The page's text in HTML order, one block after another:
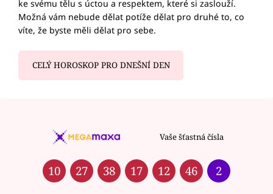
ke svému tělu s úctou a respektem, které si zaslouží.
Možná vám nebude dělat potíže dělat pro druhé to, co
víte, že byste měli dělat pro sebe.
CELÝ HOROSKOP PRO DNEŠNÍ DEN
Vaše šťastná čísla
10 27 38 17 12 46 2